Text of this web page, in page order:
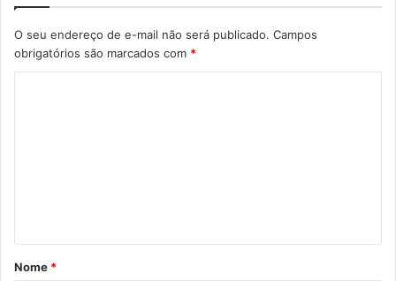
O seu endereço de e-mail não será publicado. Campos
obrigatórios são marcados com *
á
r
Nome *